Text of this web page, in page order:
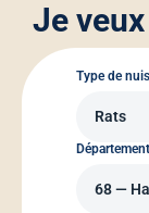
Je
Type de
Département